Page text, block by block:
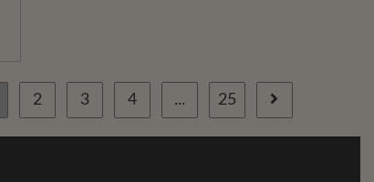
2 3 4 ... 25